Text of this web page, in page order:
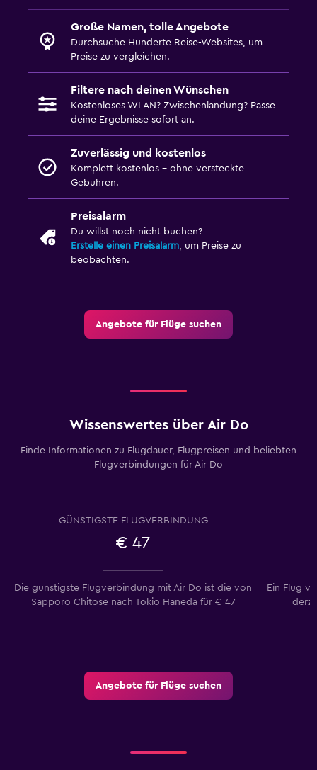
Große Namen, tolle Angebote
Durchsuche Hunderte Reise-Websites, um
Preise zu vergleichen.
Filtere nach deinen Wünschen
Kostenloses WLAN? Zwischenlandung? Passe
deine Ergebnisse sofort an.
Zuverlässig und kostenlos
Komplett kostenlos – ohne versteckte
Gebühren.
Preisalarm
Du willst noch nicht buchen?
Erstelle einen Preisalarm , um Preise zu
beobachten.
Angebote für Flüge suchen
Wissenswertes über Air Do
Finde Informationen zu Flugdauer, Flugpreisen und beliebten
Flugverbindungen für Air Do
GÜNSTIGSTE FLUGVERBINDUNG
€ 47
Die günstigste Flugverbindung mit Air Do ist die von
Sapporo Chitose nach Tokio Haneda für € 47
Ein Flug
Angebote für Flüge suchen